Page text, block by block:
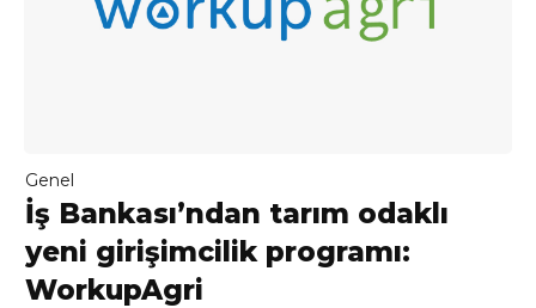
Genel
İş Bankası’ndan tarım odaklı
yeni girişimcilik programı:
WorkupAgri